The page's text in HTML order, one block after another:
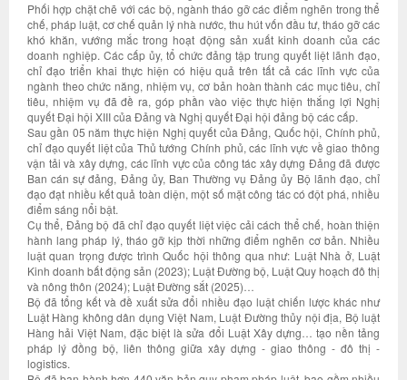
Phối hợp chặt chẽ với các bộ, ngành tháo gỡ các điểm nghẽn trong thể
chế, pháp luật, cơ chế quản lý nhà nước, thu hút vốn đầu tư, tháo gỡ các
khó khăn, vướng mắc trong hoạt động sản xuất kinh doanh của các
doanh nghiệp. Các cấp ủy, tổ chức đảng tập trung quyết liệt lãnh đạo,
chỉ đạo triển khai thực hiện có hiệu quả trên tất cả các lĩnh vực của
ngành theo chức năng, nhiệm vụ, cơ bản hoàn thành các mục tiêu, chỉ
tiêu, nhiệm vụ đã đề ra, góp phần vào việc thực hiện thắng lợi Nghị
quyết Đại hội XIII của Đảng và Nghị quyết Đại hội đảng bộ các cấp.
Sau gần 05 năm thực hiện Nghị quyết của Đảng, Quốc hội, Chính phủ,
chỉ đạo quyết liệt của Thủ tướng Chính phủ, các lĩnh vực về giao thông
vận tải và xây dựng, các lĩnh vực của công tác xây dựng Đảng đã được
Ban cán sự đảng, Đảng ủy, Ban Thường vụ Đảng ủy Bộ lãnh đạo, chỉ
đạo đạt nhiều kết quả toàn diện, một số mặt công tác có đột phá, nhiều
điểm sáng nổi bật.
Cụ thể, Đảng bộ đã chỉ đạo quyết liệt việc cải cách thể chế, hoàn thiện
hành lang pháp lý, tháo gỡ kịp thời những điểm nghẽn cơ bản. Nhiều
luật quan trọng được trình Quốc hội thông qua như: Luật Nhà ở, Luật
Kinh doanh bất động sản (2023); Luật Đường bộ, Luật Quy hoạch đô thị
và nông thôn (2024); Luật Đường sắt (2025)…
Bộ đã tổng kết và đề xuất sửa đổi nhiều đạo luật chiến lược khác như
Luật Hàng không dân dụng Việt Nam, Luật Đường thủy nội địa, Bộ luật
Hàng hải Việt Nam, đặc biệt là sửa đổi Luật Xây dựng… tạo nền tảng
pháp lý đồng bộ, liên thông giữa xây dựng - giao thông - đô thị -
logistics.